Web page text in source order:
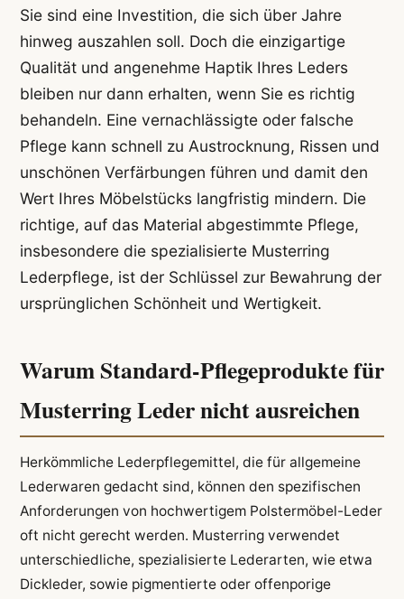
Sie sind eine Investition, die sich über Jahre
hinweg auszahlen soll. Doch die einzigartige
Qualität und angenehme Haptik Ihres Leders
bleiben nur dann erhalten, wenn Sie es richtig
behandeln. Eine vernachlässigte oder falsche
Pflege kann schnell zu Austrocknung, Rissen und
unschönen Verfärbungen führen und damit den
Wert Ihres Möbelstücks langfristig mindern. Die
richtige, auf das Material abgestimmte Pflege,
insbesondere die spezialisierte Musterring
Lederpflege, ist der Schlüssel zur Bewahrung der
ursprünglichen Schönheit und Wertigkeit.
Warum Standard-Pflegeprodukte für
Musterring Leder nicht ausreichen
Herkömmliche Lederpflegemittel, die für allgemeine
Lederwaren gedacht sind, können den spezifischen
Anforderungen von hochwertigem Polstermöbel-Leder
oft nicht gerecht werden. Musterring verwendet
unterschiedliche, spezialisierte Lederarten, wie etwa
Dickleder, sowie pigmentierte oder offenporige